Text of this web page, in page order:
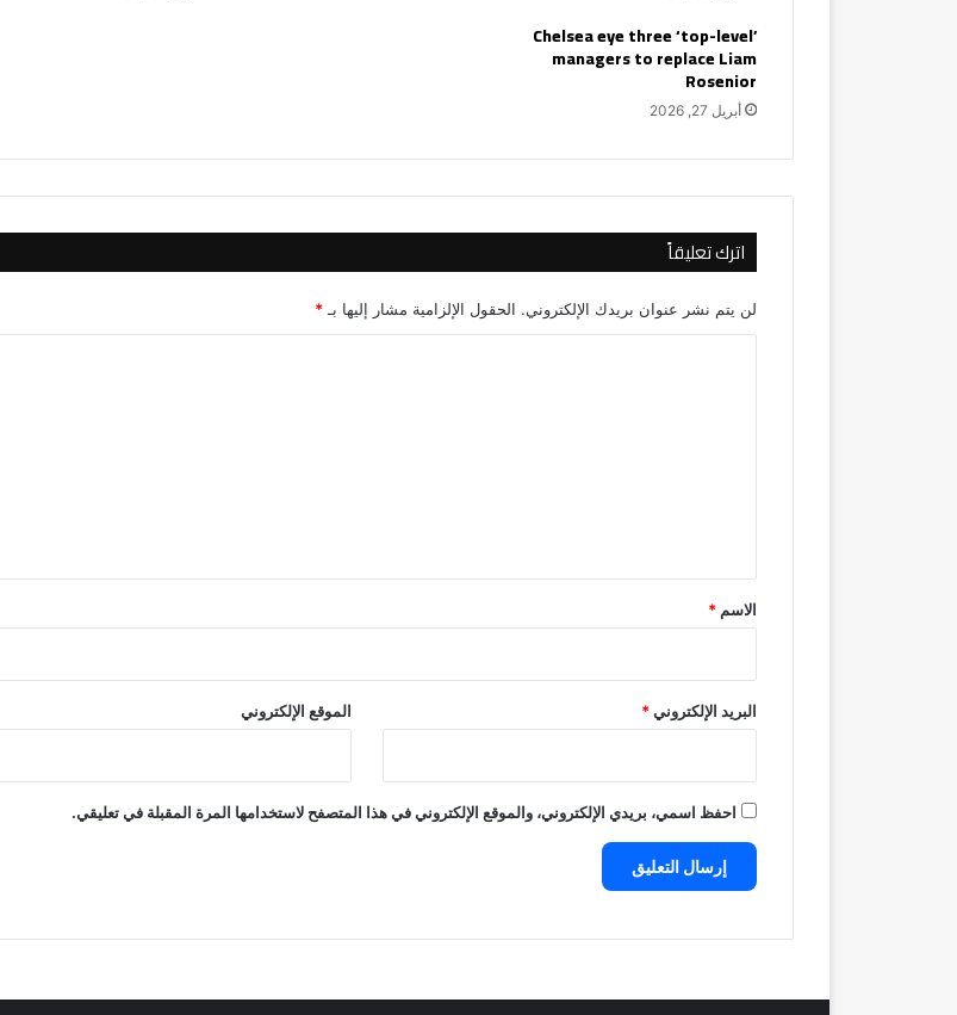
Chelsea eye three ‘top-level’
managers to replace Liam
Rosenior
أبريل 27, 2026
اترك تعليقاً
لن يتم نشر عنوان بريدك الإلكتروني. الحقول الإلزامية مشار إليها بـ*
*
الاسم *
البريد الإلكتروني* الموقع الإلكتروني
احفظ اسمي، بريدي الإلكتروني، والموقع الإلكتروني في هذا المتصفح لاستخدامها المرة المقبلة في تعليقي.